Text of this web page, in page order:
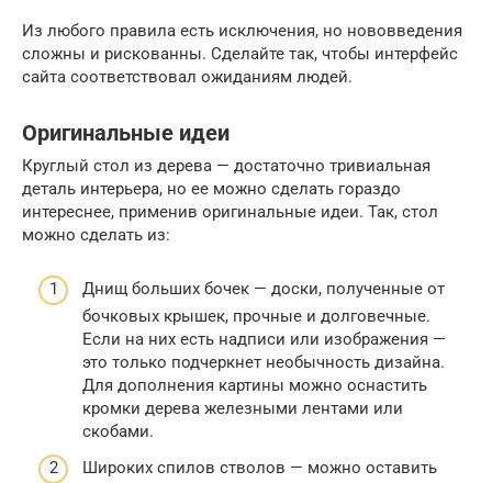
Из любого правила есть исключения, но нововведения
сложны и рискованны. Сделайте так, чтобы интерфейс
сайта соответствовал ожиданиям людей.
Оригинальные идеи
Круглый стол из дерева — достаточно тривиальная
деталь интерьера, но ее можно сделать гораздо
интереснее, применив оригинальные идеи. Так, стол
можно сделать из:
Днищ больших бочек — доски, полученные от
бочковых крышек, прочные и долговечные.
Если на них есть надписи или изображения —
это только подчеркнет необычность дизайна.
Для дополнения картины можно оснастить
кромки дерева железными лентами или
скобами.
Широких спилов стволов — можно оставить